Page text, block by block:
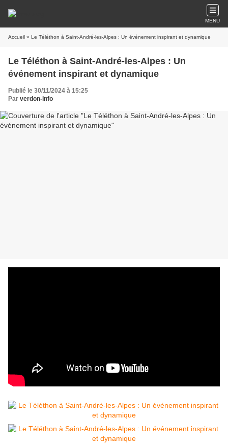
MENU
Accueil » Le Téléthon à Saint-André-les-Alpes : Un événement inspirant et dynamique
Le Téléthon à Saint-André-les-Alpes : Un
événement inspirant et dynamique
Publié le 30/11/2024 à 15:25
Par verdon-info